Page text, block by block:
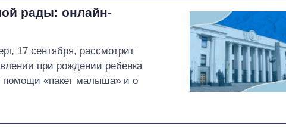
рады: онлайн-
17 сентября, рассмотрит
при рождении ребенка
помощи «пакет малыша» и о